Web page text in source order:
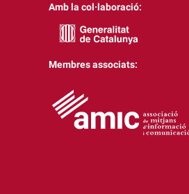
Amb la col·laboració:
Membres associats: